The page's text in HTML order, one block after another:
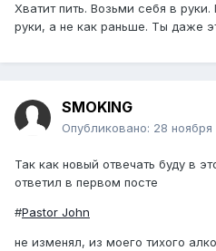
Хватит пить. Возьми себя в
руки, а не как раньше. Ты даже
SMOKING
Опубликовано: 28 ноября
Так как новый отвечать буду в
ответил в первом посте
#Pastor John
не изменял, из моего тихого